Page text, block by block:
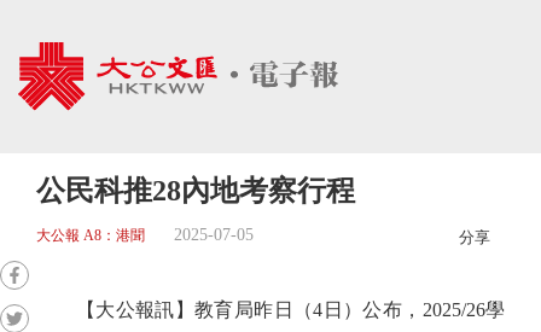
公民科推28內地考察行程
大公報 A8：港聞 2025-07-05 分享
【大公報訊】教育局昨日（4日）公布，2025/26學